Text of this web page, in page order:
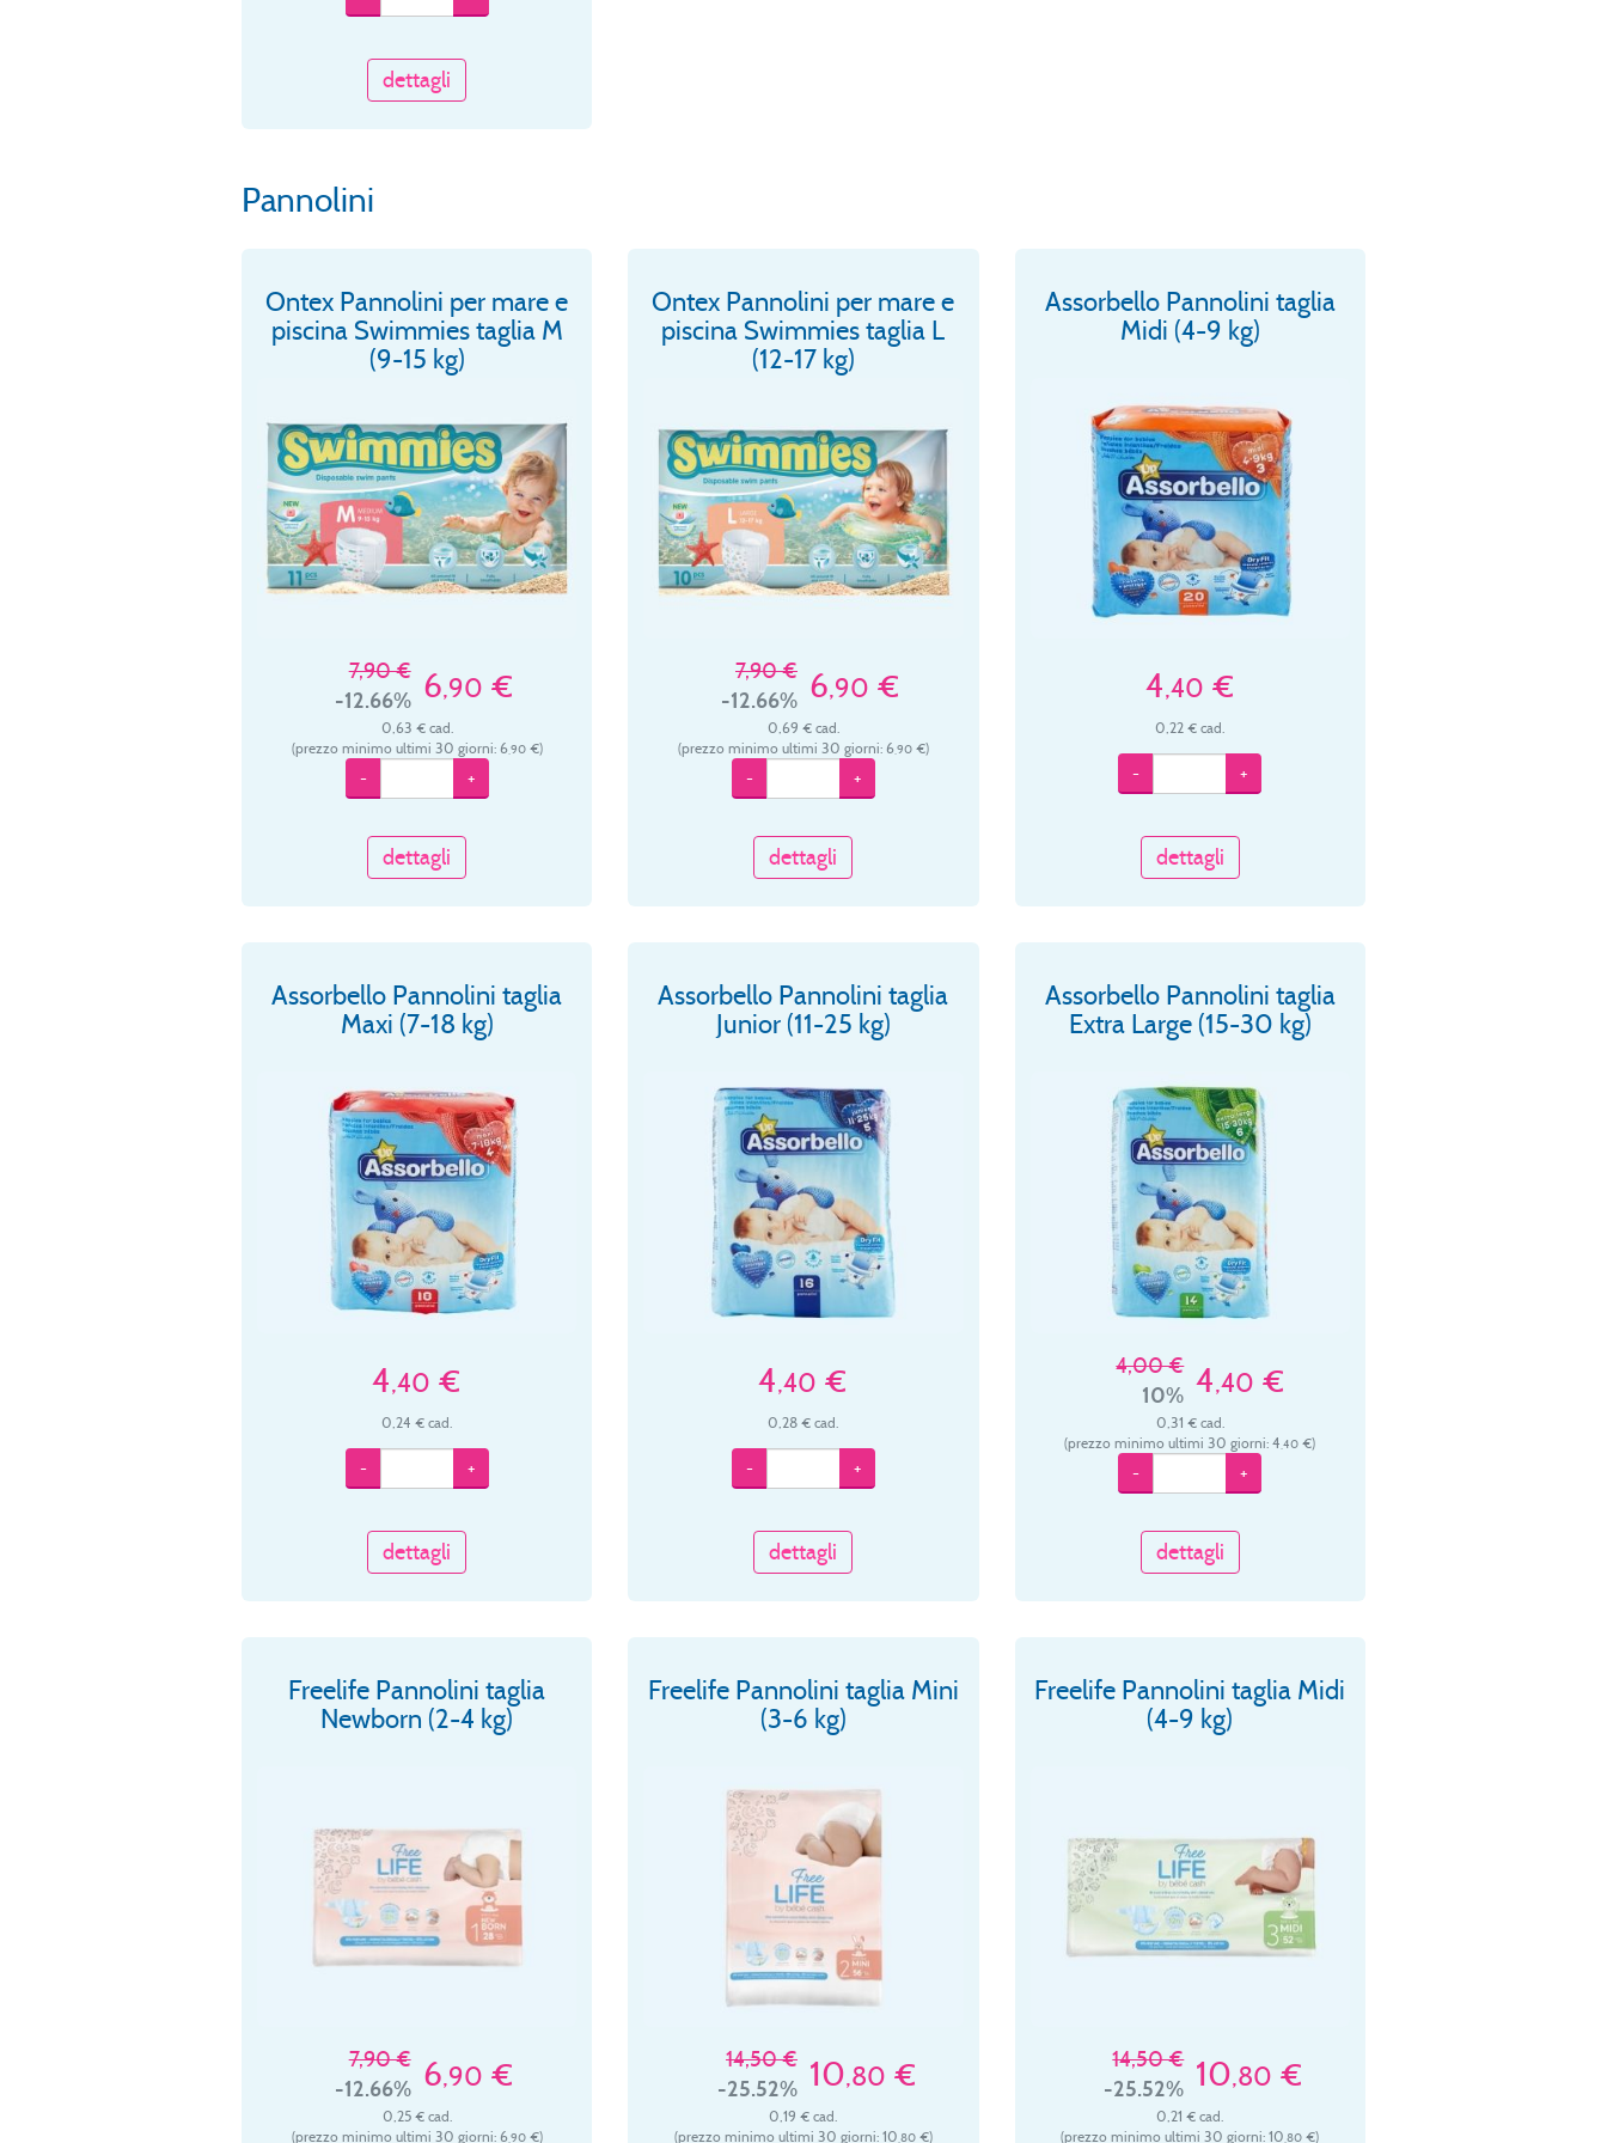
dettagli
Pannolini
Ontex Pannolini per mare e
piscina Swimmies taglia M
(9-15 kg)
7,90 €
-12.66% 6,90 €
0,63 € cad.
(prezzo minimo ultimi 30 giorni: 6,90€)
- +
dettagli
Ontex Pannolini per mare e
piscina Swimmies taglia L
(12-17 kg)
7,90 €
-12.66% 6,90 €
0,69 € cad.
(prezzo minimo ultimi 30 giorni: 6,90€)
- +
dettagli
Assorbello Pannolini taglia
Midi (4-9 kg)
4,40 €
0,22 € cad.
- +
dettagli
Assorbello Pannolini taglia
Maxi (7-18 kg)
4,40 €
0,24 € cad.
- +
dettagli
Assorbello Pannolini taglia
Junior (11-25 kg)
4,40 €
0,28 € cad.
- +
dettagli
Assorbello Pannolini taglia
Extra Large (15-30 kg)
4,00 €
10% 4,40 €
0,31 € cad.
(prezzo minimo ultimi 30 giorni: 4 ,40 €)
- +
dettagli
Freelife Pannolini taglia
Newborn (2-4 kg)
7,90 €
-12.66% 6,90 €
0,25 € cad.
(prezzo minimo ultimi 30 giorni: 6,90€)
Freelife Pannolini taglia Mini
(3-6 kg)
14,50 €
-25.52% 10,80 €
0,19 € cad.
(prezzo minimo ultimi 30 giorni: 10 ,80€)
Freelife Pannolini taglia Midi
(4-9 kg)
14,50 €
-25.52% 10,80 €
0,21 € cad.
(prezzo minimo ultimi 30 giorni: 10 ,80 €)